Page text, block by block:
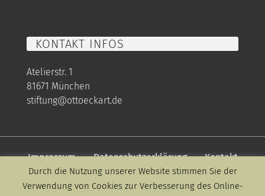
KONTAKT INFOS
Atelierstr. 1
81671 München
stiftung@ottoeckart.de
Impressum Datenschutzerklärung Kontakt
© Copyright 2026 |agncy Theme byWP Munich| All Rights Reserved |
Durch die Nutzung unserer Website stimmen Sie der
Verwendung von Cookies zur Verbesserung des Online-